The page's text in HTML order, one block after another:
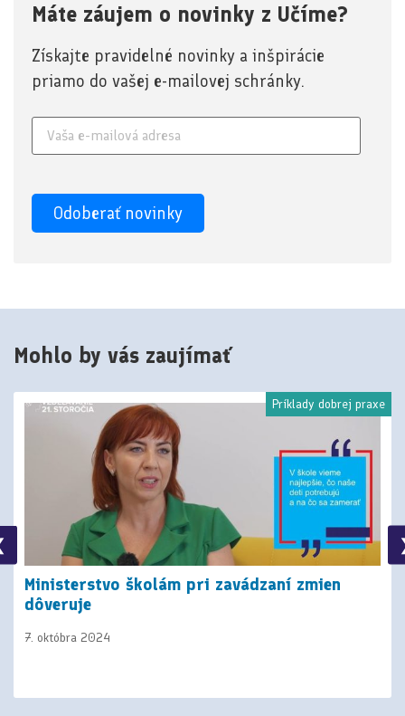
Máte záujem o novinky z Učíme?
Získajte pravidelné novinky a inšpirácie
priamo do vašej e-mailovej schránky.
Mohlo by vás zaujímať
Príklady dobrej praxe
Ministerstvo školám pri zavádzaní zmien
dôveruje
7. októbra 2024